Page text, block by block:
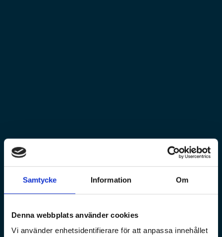
Samtycke Information Om
Denna webbplats använder cookies
Vi använder enhetsidentifierare för att anpassa innehållet